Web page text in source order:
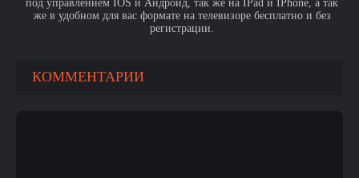
под управлением IOS и Андроид, так же на IPad и IPhone, а так
же в удобном для вас формате на телевизоре бесплатно и без
регистрации.
КОММЕНТАРИИ